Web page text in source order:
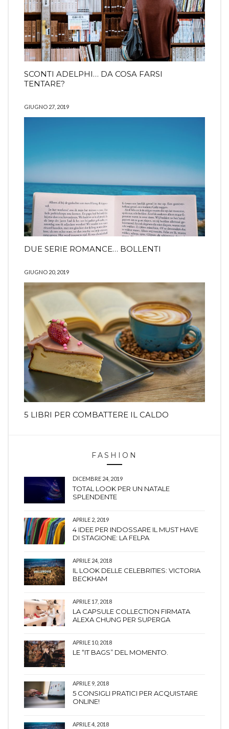
SCONTI ADELPHI… DA COSA FARSI
TENTARE?
GIUGNO 27, 2019
DUE SERIE ROMANCE… BOLLENTI
GIUGNO 20, 2019
5 LIBRI PER COMBATTERE IL CALDO
FASHION
DICEMBRE 24, 2019
TOTAL LOOK PER UN NATALE
SPLENDENTE
APRILE 2, 2019
4 IDEE PER INDOSSARE IL MUST HAVE
DI STAGIONE: LA FELPA
APRILE 24, 2018
IL LOOK DELLE CELEBRITIES: VICTORIA
BECKHAM
APRILE 17, 2018
LA CAPSULE COLLECTION FIRMATA
ALEXA CHUNG PER SUPERGA
APRILE 10, 2018
LE “IT BAGS” DEL MOMENTO.
APRILE 9, 2018
5 CONSIGLI PRATICI PER ACQUISTARE
ONLINE!
APRILE 4, 2018